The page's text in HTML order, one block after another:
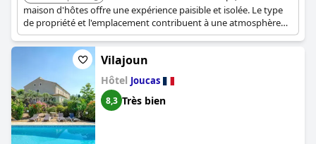
maison d'hôtes offre une expérience paisible et isolée. Le type
de propriété et l'emplacement contribuent à une atmosphère
tranquille, parfaite pour les adultes.
Vilajoun
Hôtel Joucas
8,3 Très bien